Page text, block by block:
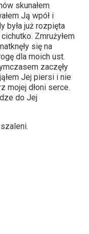
skunałem
Ją wpół i
była już rozpięta
Zmrużyłem
się na
dla moich ust.
zaczęły
Jej piersi i nie
mojej dłoni serce.
do Jej